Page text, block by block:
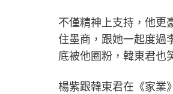
不僅精神上支持，他更
住墨商，跟她一起度過
底被他圈粉，韓東君也
楊紫跟韓東君在《家業